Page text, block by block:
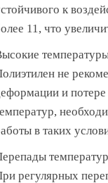
к
11, что
не
и потере
в таких
температур
регулярных